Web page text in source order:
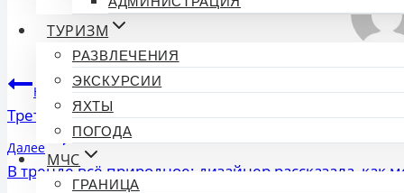
ТУРИЗМ
РАЗВЛЕЧЕНИЯ
ЭКСКУРСИИ
ЯХТЫ
ПОГОДА
МЧС
ГРАНИЦА
Навигация
по
записям
Назад
Третий лишний: в Краснодаре мужчина
Далее
В тренде всё природное: дизайнер рассказала, как